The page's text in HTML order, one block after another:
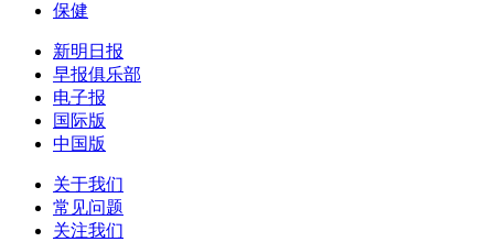
保健
新明日报
早报俱乐部
电子报
国际版
中国版
关于我们
常见问题
关注我们